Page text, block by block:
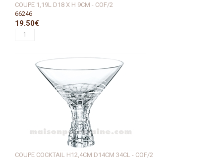
COUPE 1,19L D18 X H 9CM - COF/2
66246
19.50€
COUPE COCKTAIL H12,4CM D14CM 34CL - COF/2